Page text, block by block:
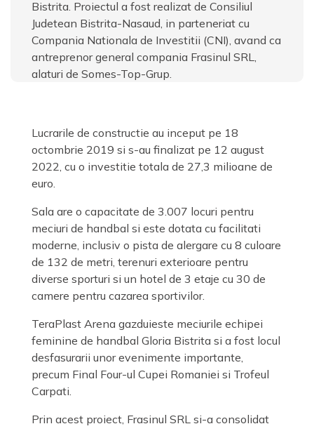
Bistrita. Proiectul a fost realizat de Consiliul
Judetean Bistrita-Nasaud, in parteneriat cu
Compania Nationala de Investitii (CNI), avand ca
antreprenor general compania Frasinul SRL,
alaturi de Somes-Top-Grup.
Lucrarile de constructie au inceput pe 18
octombrie 2019 si s-au finalizat pe 12 august
2022, cu o investitie totala de 27,3 milioane de
euro.
Sala are o capacitate de 3.007 locuri pentru
meciuri de handbal si este dotata cu facilitati
moderne, inclusiv o pista de alergare cu 8 culoare
de 132 de metri, terenuri exterioare pentru
diverse sporturi si un hotel de 3 etaje cu 30 de
camere pentru cazarea sportivilor.
TeraPlast Arena gazduieste meciurile echipei
feminine de handbal Gloria Bistrita si a fost locul
desfasurarii unor evenimente importante,
precum Final Four-ul Cupei Romaniei si Trofeul
Carpati.
Prin acest proiect, Frasinul SRL si-a consolidat